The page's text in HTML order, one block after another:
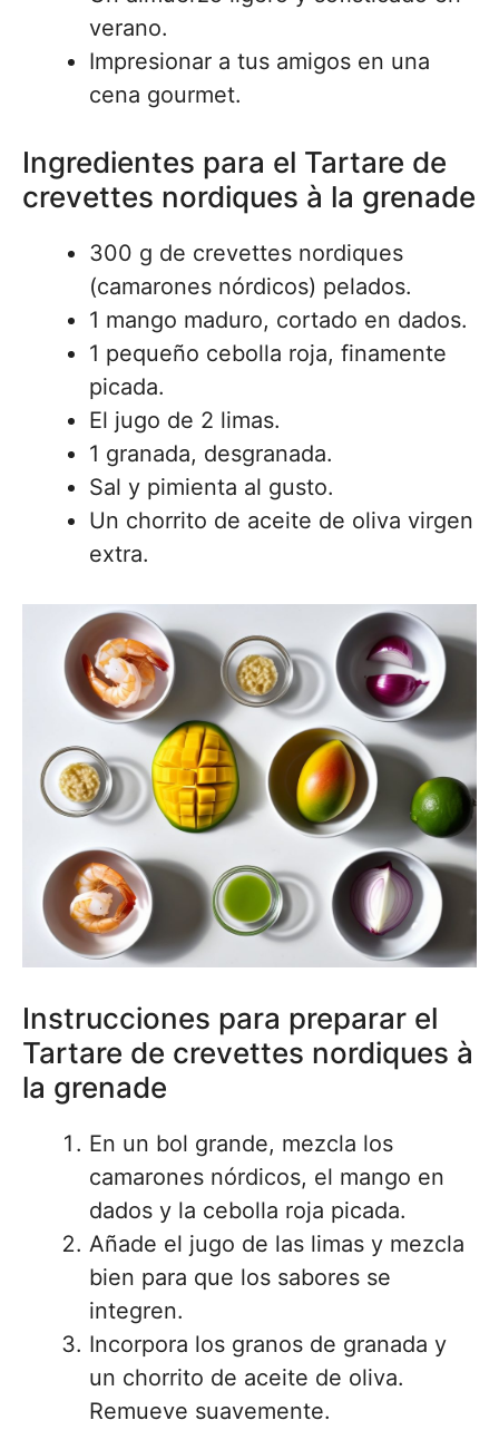
verano.
Impresionar a tus amigos en una
cena gourmet.
Ingredientes para el Tartare de
crevettes nordiques à la grenade
300 g de crevettes nordiques
(camarones nórdicos) pelados.
1 mango maduro, cortado en dados.
1 pequeño cebolla roja, finamente
picada.
El jugo de 2 limas.
1 granada, desgranada.
Sal y pimienta al gusto.
Un chorrito de aceite de oliva virgen
extra.
Instrucciones para preparar el
Tartare de crevettes nordiques à
la grenade
En un bol grande, mezcla los
camarones nórdicos, el mango en
dados y la cebolla roja picada.
Añade el jugo de las limas y mezcla
bien para que los sabores se
integren.
Incorpora los granos de granada y
un chorrito de aceite de oliva.
Remueve suavemente.